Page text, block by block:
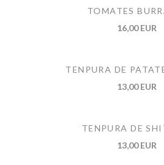
TOMATES
16,00 EUR
TENPURA DE
13,00 EUR
TENPURA DE
13,00 EUR